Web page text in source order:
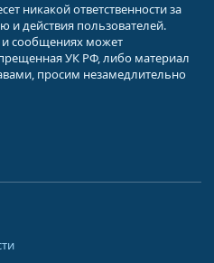
никакой ответственности за
действия пользователей.
и сообщениях может
УК РФ, либо материал
просим незамедлительно